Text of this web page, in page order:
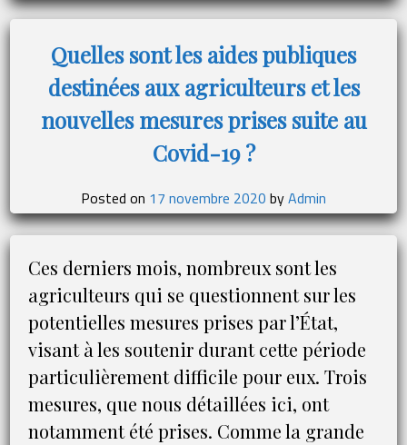
crise
sanitaire
du
Covid-
Quelles
Quelles sont les aides publiques
destinées aux agriculteurs et les
nouvelles mesures prises suite au
Covid-19 ?
Posted on 17 novembre 2020 byAdmin
Ces derniers mois, nombreux sont les
agriculteurs qui se questionnent sur les
potentielles mesures prises par l’État,
visant à les soutenir durant cette période
particulièrement difficile pour eux. Trois
mesures, que nous détaillées ici, ont
notamment été prises. Comme la grande